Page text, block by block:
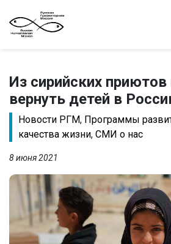
Из сирийских
вернуть детей в
Новости РГМ, Программы
качества жизни, СМИ о нас
8 июня 2021